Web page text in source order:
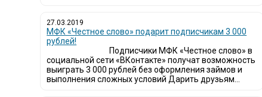
27.03.2019
МФК «Честное слово» подарит подписчикам 3 000
рублей!
Подписчики МФК «Честное слово» в
социальной сети «ВКонтакте» получат возможность
выиграть 3 000 рублей без оформления займов и
выполнения сложных условий Дарить друзьям...